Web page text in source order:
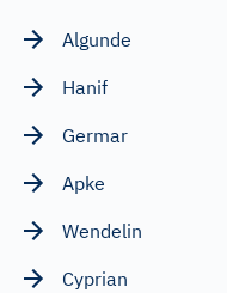
Algunde
Hanif
Germar
Apke
Wendelin
Cyprian